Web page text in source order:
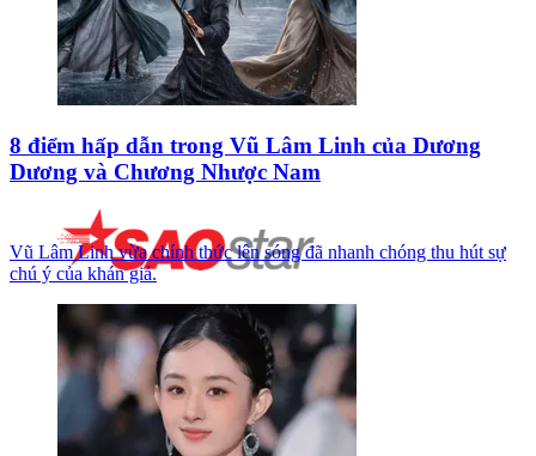
8 điểm hấp dẫn trong Vũ Lâm Linh của Dương
Dương và Chương Nhược Nam
Vũ Lâm Linh vừa chính thức lên sóng đã nhanh chóng thu hút sự
chú ý của khán giả.